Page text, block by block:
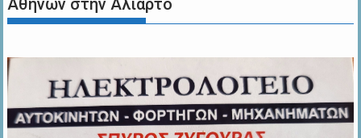
Αθηνών στην Αλίαρτο